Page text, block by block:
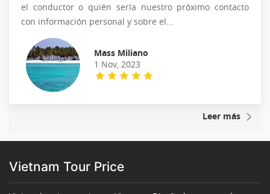
el conductor o quién sería nuestro próximo contacto
con información personal y sobre el...
Mass Miliano
1 Nov, 2023
Leer más
Vietnam Tour Price